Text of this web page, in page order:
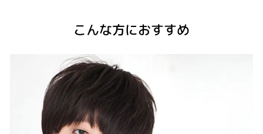
こんな方におすすめ